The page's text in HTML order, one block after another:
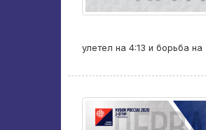
улетел на 4:13 и борьба